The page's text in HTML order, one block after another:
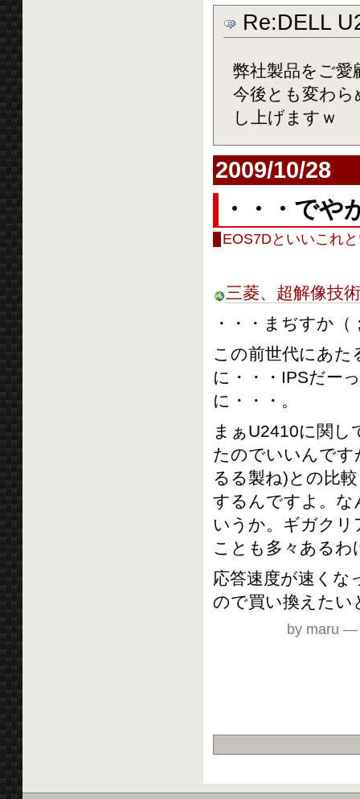
Re:DELL
弊社製品をご愛
今後とも変わ
し上げますｗ
2009/10/28
・・・でや
EOS7Dといいこれ
三菱、超解像技
・・・まぢすか（
この前世代にあた
に・・・IPSだー
に・・・。
まぁU2410に関し
たのでいいんです
るる製ね)との比
するんですよ。
いうか。ギガク
ことも多々あるわ
応答速度が速くな
ので買い換えたい
by maru